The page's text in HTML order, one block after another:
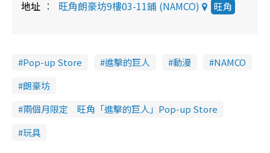
地址 旺角朗豪坊9樓03-11鋪 (NAMCO) 旺角
Pop-up Store 進擊的巨人 動漫
NAMCO
朗豪坊
兩個月限定 旺角「進擊的巨人」Pop-up Store
玩具